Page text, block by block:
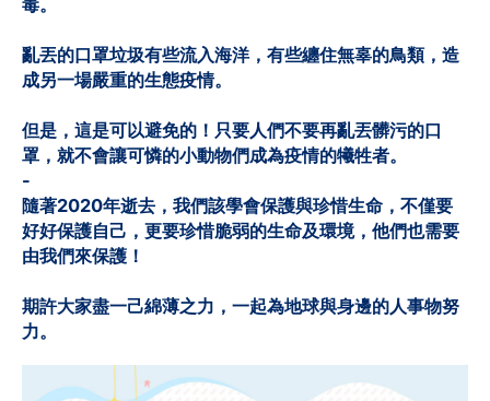
亂丟的口罩垃圾有些流入海洋，有些纏住無辜的鳥類，造
成另一場嚴重的生態疫情。
但是，這是可以避免的！只要人們不要再亂丟髒污的口
罩，就不會讓可憐的小動物們成為疫情的犧牲者。
-
隨著2020年逝去，我們該學會保護與珍惜生命，不僅要
好好保護自己，更要珍惜脆弱的生命及環境，他們也需要
由我們來保護！
期許大家盡一己綿薄之力，一起為地球與身邊的人事物努
力。